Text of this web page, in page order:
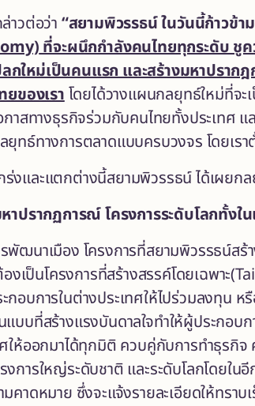
าวต่อว่า “สยามพิวรรธน์ ในวันนี้ก้าวข้า
ที่จะผนึกกำลังคนไทยทุกระดับ ชู
ใหม่เป็นคนแรก และสร้างมหาปราก
ยของเราโดยได้วางแผนกลยุทธ์ใหม่ที่จ
กาสทางธุรกิจร่วมกับคนไทยทั้งประเทศ
ทธ์ทางการตลาดแบบครบวงจร โดยเรา
งและแตกต่างนี้สยามพิวรรธน์ ได้เผย
าปรากฏการณ์ โครงการระดับโลกทั้ง
พัฒนาเมือง โครงการที่สยามพิวรรธน์ส
เป็นโครงการที่สร้างสรรค์โดยเฉพาะ
อบการในต่างประเทศให้ไปร่วมลงทุน ห
บบที่สร้างแรงบันดาลใจทำให้ผู้ประกอ
ให้ออกมาได้ทุกมิติ ควบคู่กับการทำธุรกิ
การใหญ่ระดับชาติ และระดับโลกโดยใ
คาดหมาย ซึ่งจะแจ้งรายละเอียดให้ทราบ